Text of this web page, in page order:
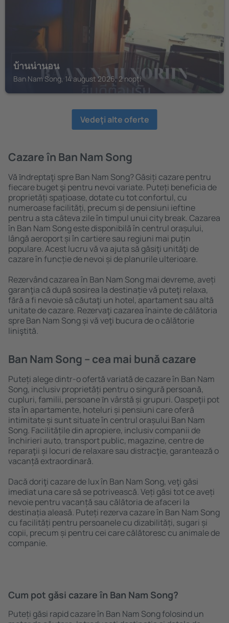
บ้านน่านอน
Ban Nam Song, 14 august 2026, 2 nopți
Vedeţi alte oferte
Cazare în Ban Nam Song
Vă ȋndreptaţi spre Ban Nam Song? Găsiți cazare pentru
fiecare buget şi pentru nevoi variate. Puteți beneficia de
proprietăți spațioase, dotate cu tot confortul, cu
numeroase facilități, precum și de pensiuni ieftine
pentru a sta câteva zile în timpul unui city break. Cazarea
în Ban Nam Song este disponibilă în centrul orașului,
lângă aeroport și în cartiere sau regiuni mai puțin
populare. Acest lucru vă va ajuta să găsiţi unităţi de
cazare în funcție de nevoi și de planurile ulterioare.
Rezervând cazarea în Ban Nam Song mai devreme, aveți
garanţia că după sosirea la destinație vă puteţi relaxa,
fără a fi nevoie să căutaţi un hotel, apartament sau altă
unitate de cazare. Rezervaţi cazarea înainte de călătoria
spre Ban Nam Song și vă veţi bucura de o călătorie
liniştită.
Ban Nam Song – cea mai bună cazare
Puteți alege dintr-o ofertă variată de cazare în Ban Nam
Song, inclusiv proprietăți pentru o singură persoană,
cupluri, familii, persoane ȋn vârstă și grupuri. Oaspeţii pot
sta în apartamente, hoteluri și pensiuni care oferă
intimitate și sunt situate în centrul orașului Ban Nam
Song. Facilitățile din apropiere, inclusiv companii de
închirieri auto, transport public, magazine, centre de
reparaţii și locuri de relaxare sau distracţie, garantează o
vacanță extraordinară.
Dacă doriţi cazare de lux în Ban Nam Song, veţi găsi
imediat una care să se potrivească. Veți găsi tot ce aveți
nevoie pentru vacanță sau călătoria de afaceri la
destinația aleasă. Puteți rezerva cazare în Ban Nam Song
cu facilități pentru persoanele cu dizabilități, sugari și
copii, precum și pentru cei care călătoresc cu animale de
companie.
Cum pot găsi cazare în Ban Nam Song?
Puteți găsi rapid cazare în Ban Nam Song folosind un